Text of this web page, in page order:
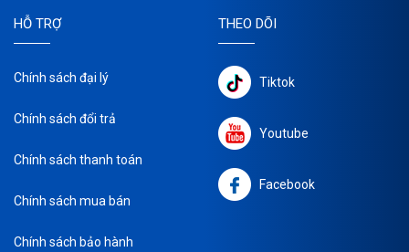
HỖ TRỢ
Chính sách đại lý
Chính sách đổi trả
Chính sách thanh toán
Chính sách mua bán
Chính sách bảo hành
THEO DÕI
Tiktok
Youtube
Facebook